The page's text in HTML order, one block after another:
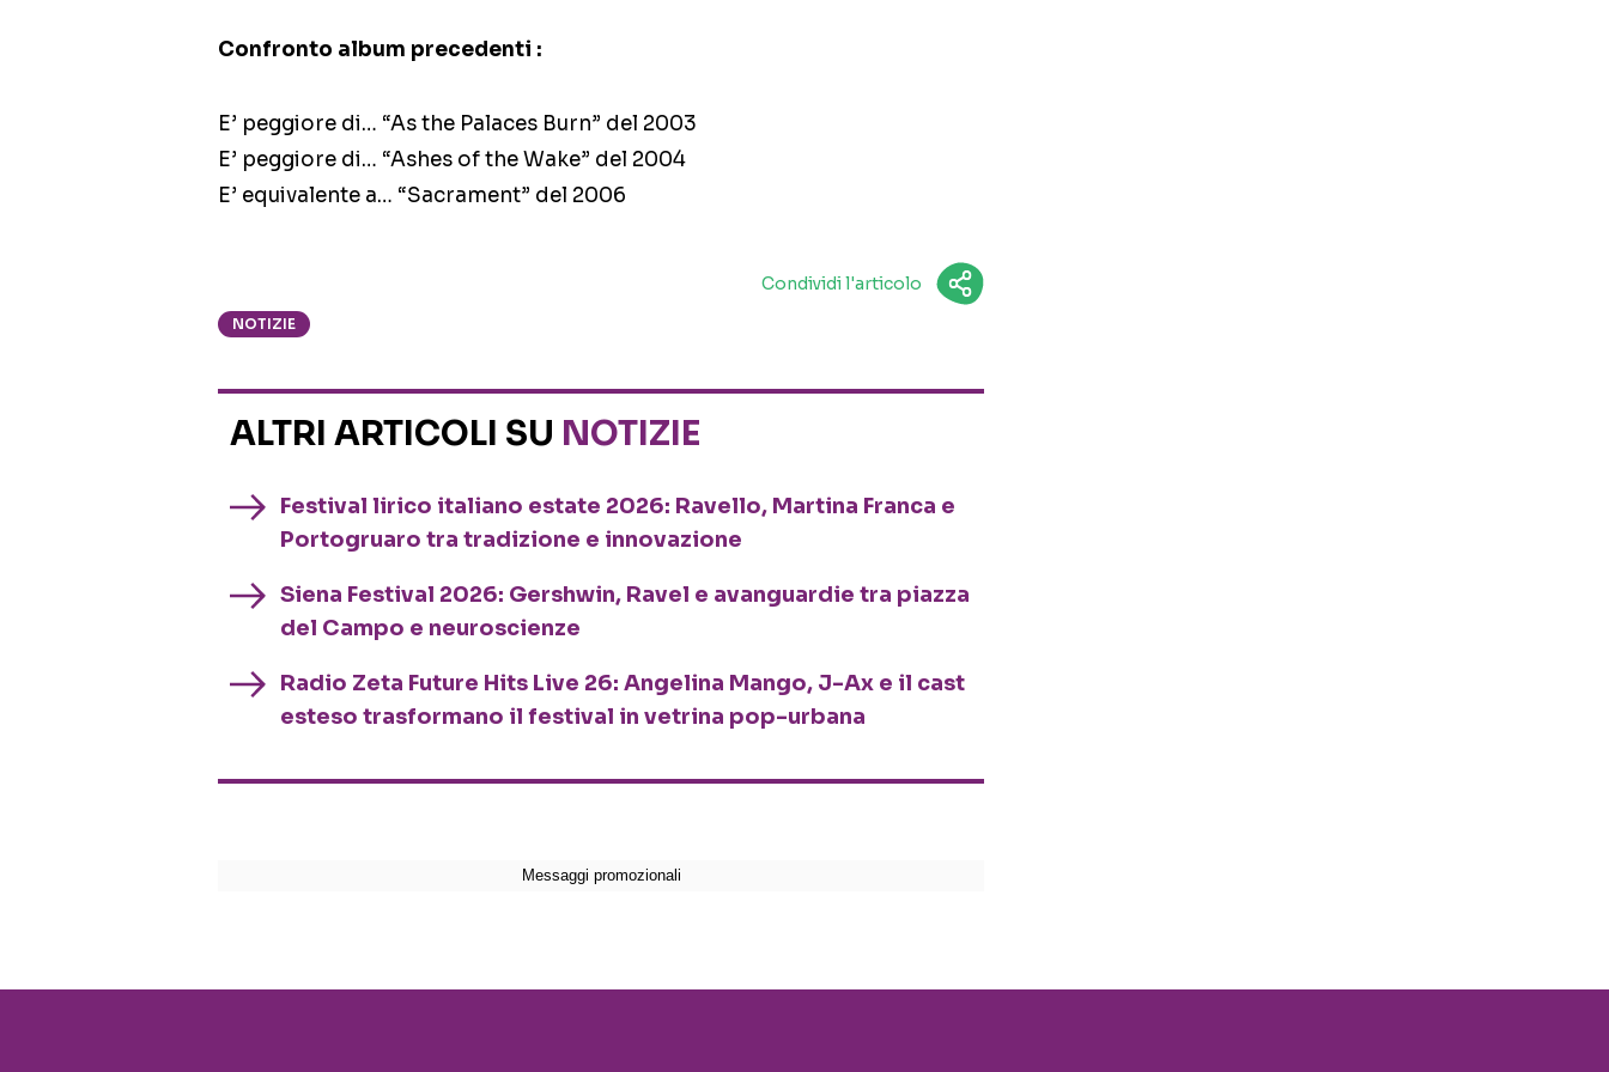
Confronto album precedenti :
E’ peggiore di… “As the Palaces Burn” del 2003
E’ peggiore di… “Ashes of the Wake” del 2004
E’ equivalente a… “Sacrament” del 2006
Condividi l'articolo
NOTIZIE
ALTRI ARTICOLI SU NOTIZIE
Festival lirico italiano estate 2026: Ravello, Martina Franca e
Portogruaro tra tradizione e innovazione
Siena Festival 2026: Gershwin, Ravel e avanguardie tra piazza
del Campo e neuroscienze
Radio Zeta Future Hits Live 26: Angelina Mango, J-Ax e il cast
esteso trasformano il festival in vetrina pop-urbana